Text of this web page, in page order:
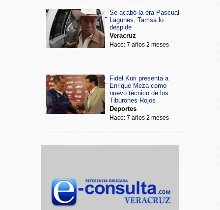
Se acabó la era Pascual
Lagunes, Tamsa lo
despide
Veracruz
Hace: 7 años 2 meses
Fidel Kuri presenta a
Enrique Meza como
nuevo técnico de los
Tiburones Rojos
Deportes
Hace: 7 años 2 meses